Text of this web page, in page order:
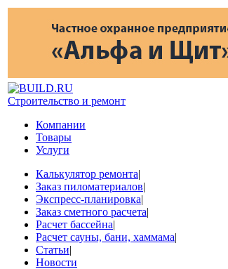
Строительство и ремонт
Компании
Товары
Услуги
Калькулятор ремонта|
Заказ пиломатериалов|
Экспресс-планировка|
Заказ сметного расчета|
Расчет бассейна|
Расчет сауны, бани, хаммама|
Статьи|
Новости